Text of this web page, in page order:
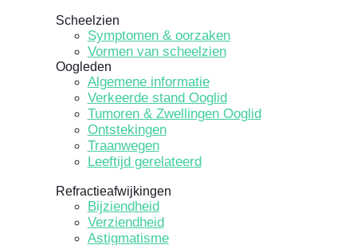
Scheelzien
Symptomen & oorzaken
Vormen van scheelzien
Oogleden
Algemene informatie
Verkeerde stand Ooglid
Tumoren & Zwellingen Ooglid
Ontstekingen
Traanwegen
Leeftijd gerelateerd
Refractieafwijkingen
Bijziendheid
Verziendheid
Astigmatisme